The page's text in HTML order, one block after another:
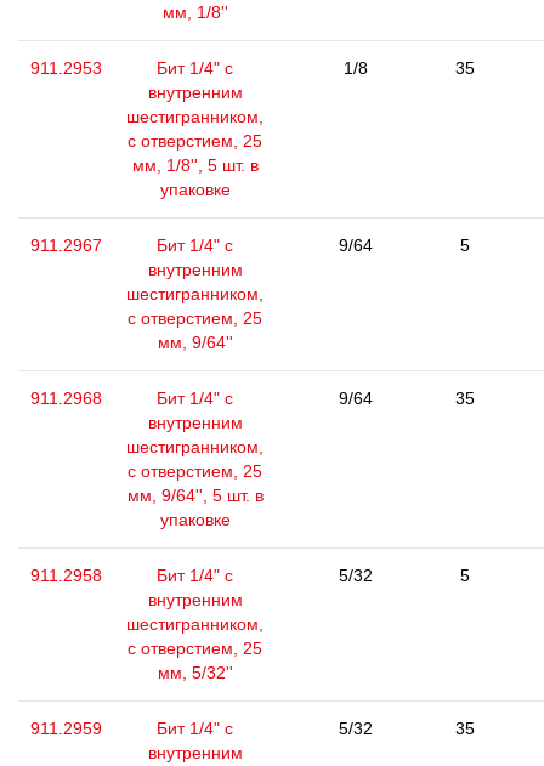
мм, 1/8''
911.2953
Бит 1/4" с
внутренним
шестигранником,
с отверстием, 25
мм, 1/8'', 5 шт. в
упаковке
1/8 35
911.2967
Бит 1/4" с
внутренним
шестигранником,
с отверстием, 25
мм, 9/64''
9/64 5
911.2968
Бит 1/4" с
внутренним
шестигранником,
с отверстием, 25
мм, 9/64'', 5 шт. в
упаковке
9/64 35
911.2958
Бит 1/4" с
внутренним
шестигранником,
с отверстием, 25
мм, 5/32''
5/32 5
911.2959
Бит 1/4" с
внутренним
5/32 35